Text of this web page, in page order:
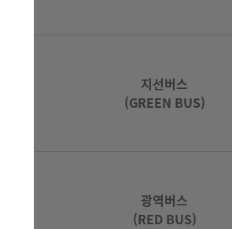
지선버스
(GREEN BUS)
광역버스
(RED BUS)